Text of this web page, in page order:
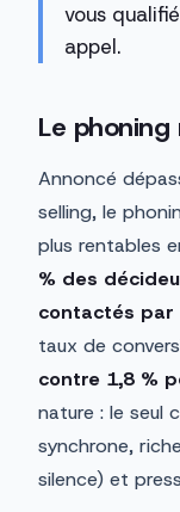
vous
appel.
Le
Annoncé
selling, le
plus rentables
% des
contactés par
taux de
contre 1,8 %
nature : le seul
synchrone,
silence) et